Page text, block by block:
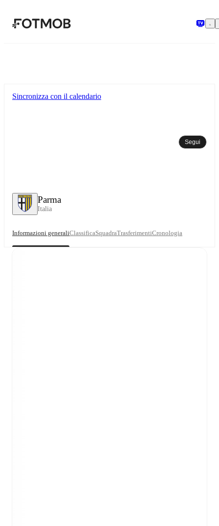
Parma
Italia
Sincronizza con il calendario
Segui
Informazioni generaliClassificaSquadraTrasferimentiCronologia